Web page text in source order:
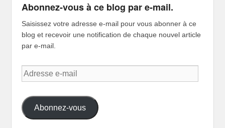
Abonnez-vous à ce blog par e-mail.
Saisissez votre adresse e-mail pour vous abonner à ce
blog et recevoir une notification de chaque nouvel article
par e-mail.
Adresse
e-
Abonnez-vous